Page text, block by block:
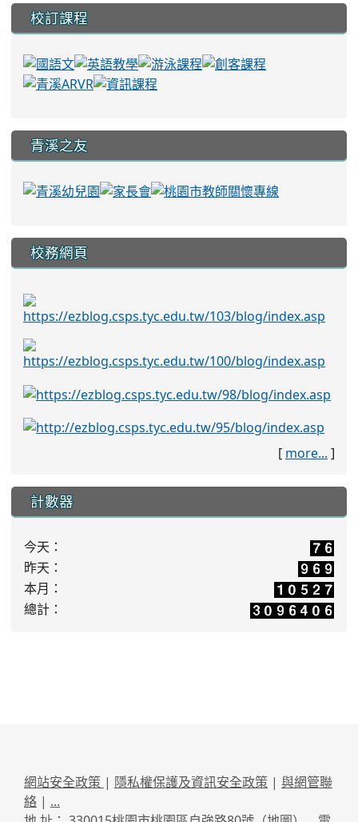
校訂課程
青溪之友
校務網頁
[ more... ]
計數器
今天：
昨天：
本月：
總計：
網站安全政策 | 隱私權保護及資訊安全政策 | 與網管聯
絡 | ...